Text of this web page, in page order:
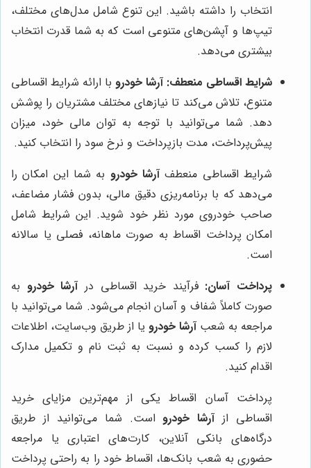
انتخاب را داشته باشید. این تنوع شامل مدل‌های مختلف،
تیپ‌ها و آپشن‌های متنوعی است که به شما قدرت انتخاب
بیشتری می‌دهد.
شرایط اقساطی منعطف: آرشا خودرو با ارائه شرایط اقساطی
متنوع، تلاش می‌کند تا نیازهای مختلف مشتریان را پوشش
دهد. شما می‌توانید با توجه به توان مالی خود، میزان
پیش‌پرداخت، مدت بازپرداخت و نرخ سود را انتخاب کنید.
شرایط اقساطی منعطفآرشا خودرو به شما این امکان را
می‌دهد که با برنامه‌ریزی دقیق مالی، بدون فشار مضاعف،
صاحب خودروی مورد نظر خود شوید. این شرایط شامل
امکان پرداخت اقساط به صورت ماهانه، فصلی یا سالانه
است.
پرداخت آسان: فرآیند خرید اقساطی درآرشا خودرو به
صورت کاملاً شفاف و آسان انجام می‌شود. شما می‌توانید با
مراجعه به شعبآرشا خودرو یا از طریق وب‌سایت، اطلاعات
لازم را کسب کرده و نسبت به ثبت نام و تکمیل مدارک
اقدام کنید.
پرداخت آسان اقساط یکی از مهم‌ترین مزایای خرید
اقساطی ازآرشا خودرو است. شما می‌توانید از طریق
درگاه‌های بانکی آنلاین، کارت‌های اعتباری یا مراجعه
حضوری به شعب بانک‌ها، اقساط خود را به راحتی پرداخت